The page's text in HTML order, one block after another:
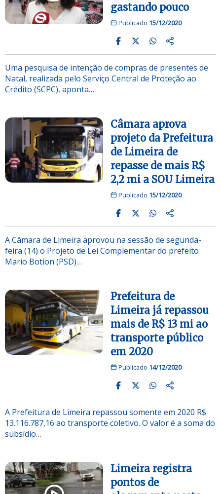
gastando pouco
Publicado 15/12/2020
Uma pesquisa de intenção de compras de presentes de
Natal, realizada pelo Serviço Central de Proteção ao
Crédito (SCPC), aponta…
Câmara aprova
projeto da Prefeitura
de Limeira de
repasse de mais R$
2,2 mi a SOU Limeira
Publicado 15/12/2020
A Câmara de Limeira aprovou na sessão de segunda-
feira (14) o Projeto de Lei Complementar do prefeito
Mario Botion (PSD)…
Prefeitura de
Limeira já repassou
mais de R$ 13 mi ao
transporte público
em 2020
Publicado 14/12/2020
A Prefeitura de Limeira repassou somente em 2020 R$
13.116.787,16 ao transporte coletivo. O valor é a soma do
subsídio…
Limeira registra
pontos de